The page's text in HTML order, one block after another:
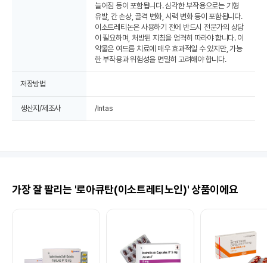
늘어짐 등이 포함됩니다. 심각한 부작용으로는 기형
유발, 간 손상, 골격 변화, 시력 변화 등이 포함됩니다.
이소트레티논은 사용하기 전에 반드시 전문가의 상담
이 필요하며, 처방된 지침을 엄격히 따라야 합니다. 이
약물은 여드름 치료에 매우 효과적일 수 있지만, 가능
한 부작용과 위험성을 면밀히 고려해야 합니다.
저장방법
생산지/제조사 /Intas
가장 잘 팔리는 '로아큐탄(이소트레티노인)' 상품이에요